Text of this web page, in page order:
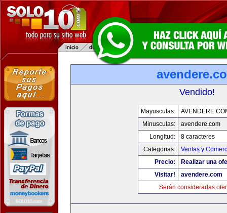
Vendido!
Mayusculas:
Minusculas:
avendere.com
Longitud:
8 caracteres
Categorias:
Ventas y
Precio:
Realizar una
Visitar!
avendere.com
Serán consideradas